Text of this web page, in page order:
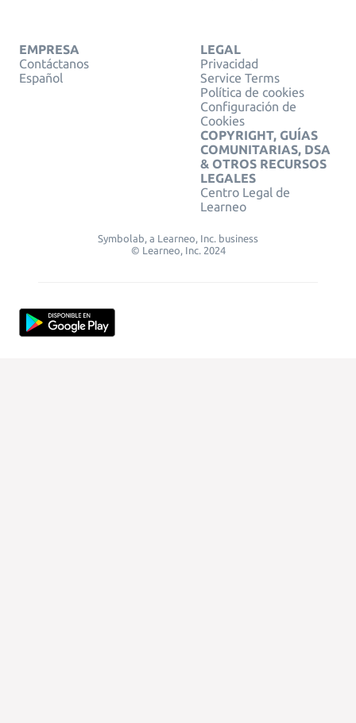
EMPRESA
Contáctanos
Español
LEGAL
Privacidad
Service Terms
Política de cookies
Configuración de
Cookies
COPYRIGHT, GUÍAS
COMUNITARIAS, DSA
& OTROS RECURSOS
LEGALES
Centro Legal de
Learneo
Symbolab, a Learneo, Inc. business
© Learneo, Inc. 2024